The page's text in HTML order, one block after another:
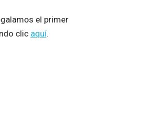
el primer
clic aquí.